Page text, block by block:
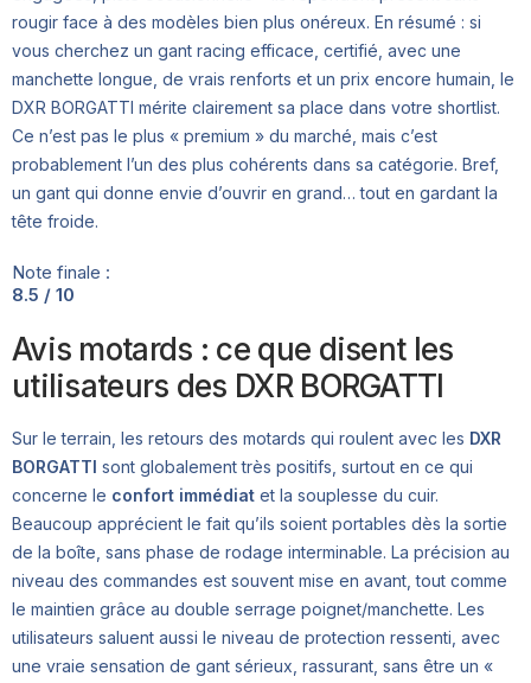
rougir face à des modèles bien plus onéreux. En résumé : si
vous cherchez un gant racing efficace, certifié, avec une
manchette longue, de vrais renforts et un prix encore humain, le
DXR BORGATTI mérite clairement sa place dans votre shortlist.
Ce n’est pas le plus « premium » du marché, mais c’est
probablement l’un des plus cohérents dans sa catégorie. Bref,
un gant qui donne envie d’ouvrir en grand… tout en gardant la
tête froide.
Note finale :
8.5 / 10
Avis motards : ce que disent les
utilisateurs des DXR BORGATTI
Sur le terrain, les retours des motards qui roulent avec les DXR
BORGATTI sont globalement très positifs, surtout en ce qui
concerne le confort immédiat et la souplesse du cuir.
Beaucoup apprécient le fait qu’ils soient portables dès la sortie
de la boîte, sans phase de rodage interminable. La précision au
niveau des commandes est souvent mise en avant, tout comme
le maintien grâce au double serrage poignet/manchette. Les
utilisateurs saluent aussi le niveau de protection ressenti, avec
une vraie sensation de gant sérieux, rassurant, sans être un «